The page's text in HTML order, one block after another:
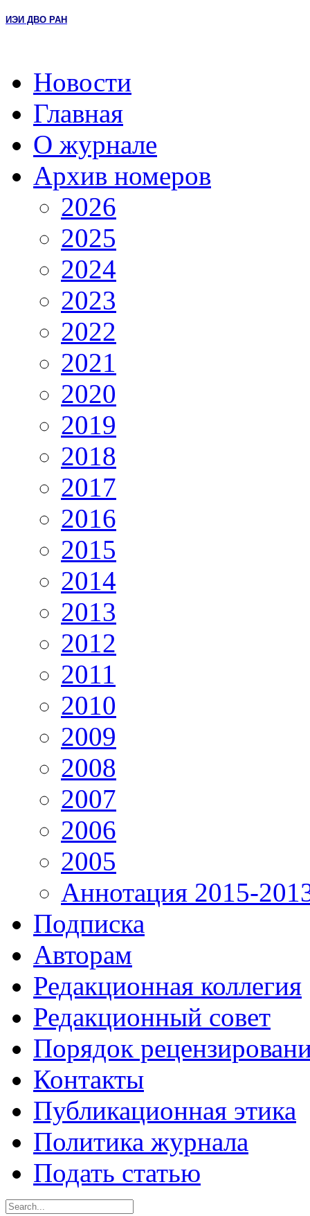
ИЭИ ДВО РАН
Новости
Главная
О журнале
Архив номеров
2026
2025
2024
2023
2022
2021
2020
2019
2018
2017
2016
2015
2014
2013
2012
2011
2010
2009
2008
2007
2006
2005
Аннотация 2015-
Подписка
Авторам
Редакционная коллегия
Редакционный совет
Порядок
Контакты
Публикационная этика
Политика журнала
Подать статью